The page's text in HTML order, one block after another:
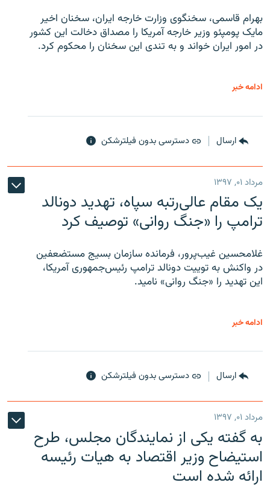
بهرام قاسمی، سخنگوی وزارت خارجه ایران، سخنان اخیر
مایک پومپئو وزیر خارجه آمریکا را مصداق دخالت این کشور
در امور ایران خواند و به تندی این سخنان را محکوم کرد.
ادامه خبر
ارسال دسترسی بدون فیلترشکن
مرداد ۰۱, ۱۳۹۷
یک مقام عالی‌رتبه سپاه، تهدید دونالد
ترامپ را «جنگ روانی» توصیف کرد
غلامحسین غیب‌پرور، فرمانده سازمان بسیج مستضعفین
در واکنش به توییت دونالد ترامپ رئیس‌جمهوری آمریکا،
این تهدید را «جنگ روانی» نامید.
ادامه خبر
ارسال دسترسی بدون فیلترشکن
مرداد ۰۱, ۱۳۹۷
به گفته یکی از نمایندگان مجلس، طرح
استیضاح وزیر اقتصاد به هیات رئیسه
ارائه شده است